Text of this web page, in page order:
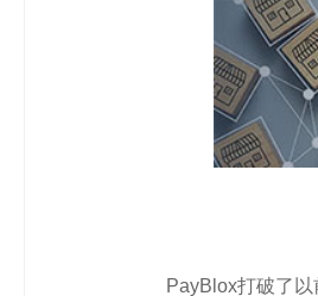
PayBlox打破了